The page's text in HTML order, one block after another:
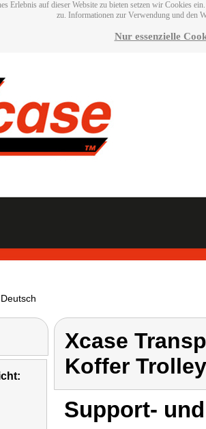
Erlebnis auf dieser Website zu bieten setzen wir Cookies
zu. Informationen zur Verwendung und den
Nur essenzielle
Xcase
Koffer
Support-